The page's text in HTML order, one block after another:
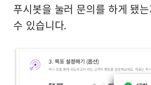
푸시봇을 눌러 문의를 하게 됐